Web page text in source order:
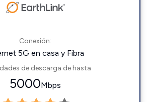
Conexión:
5G en casa y Fibra
de descarga de hasta
5000Mbps